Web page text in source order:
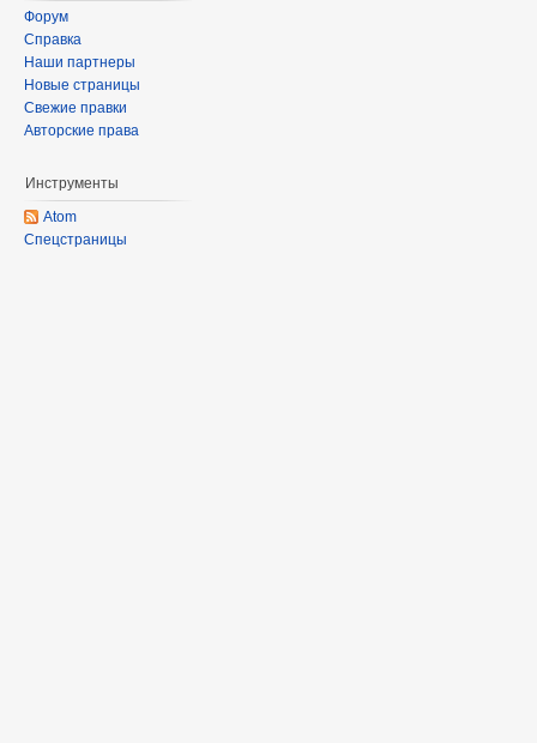
Форум
Справка
Наши партнеры
Новые страницы
Свежие правки
Авторские права
Инструменты
Atom
Спецстраницы